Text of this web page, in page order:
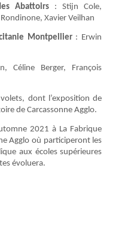
Abattoirs : Stijn Cole,
Xavier Veilhan
Montpellier: Erwin
Céline Berger, François
dont l’exposition de
de Carcassonne Agglo.
2021 à La Fabrique
Agglo où participeront les
aux écoles supérieures
évoluera.